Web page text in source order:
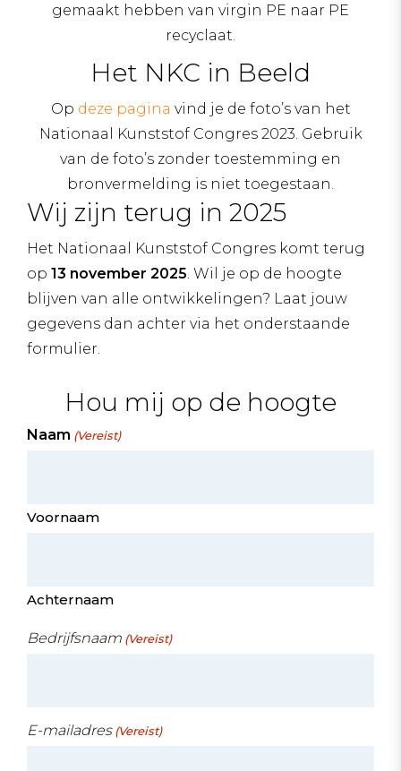
gemaakt hebben van virgin PE naar PE
recyclaat.
Het NKC in Beeld
Op deze pagina vind je de foto’s van het
Nationaal Kunststof Congres 2023. Gebruik
van de foto’s zonder toestemming en
bronvermelding is niet toegestaan.
Wij zijn terug in 2025
Het Nationaal Kunststof Congres komt terug
op 13 november 2025. Wil je op de hoogte
blijven van alle ontwikkelingen? Laat jouw
gegevens dan achter via het onderstaande
formulier.
Hou mij op de hoogte
Naam (Vereist)
Voornaam
Achternaam
Bedrijfsnaam (Vereist)
E-mailadres (Vereist)